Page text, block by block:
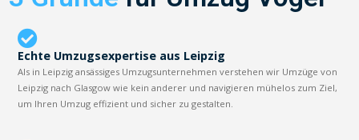
Echte Umzugsexpertise aus Leipzig
Als in Leipzig ansässiges Umzugsunternehmen verstehen wir Umzüge von
Leipzig nach Glasgow wie kein anderer und navigieren mühelos zum Ziel,
um Ihren Umzug effizient und sicher zu gestalten.